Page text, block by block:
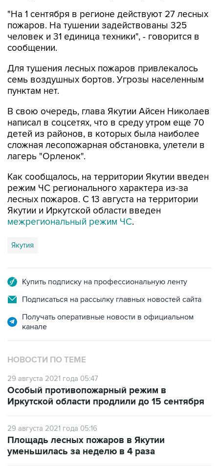
"На 1 сентября в регионе действуют 27 лесных
пожаров. На тушении задействованы 325
человек и 31 единица техники", - говорится в
сообщении.
Для тушения лесных пожаров привлекалось
семь воздушных бортов. Угрозы населенным
пунктам нет.
В свою очередь, глава Якутии Айсен Николаев
написал в соцсетях, что в среду утром еще 70
детей из районов, в которых была наиболее
сложная лесопожарная обстановка, улетели в
лагерь "Орленок".
Как сообщалось, на территории Якутии введен
режим ЧС регионального характера из-за
лесных пожаров. С 13 августа на территории
Якутии и Иркутской области введен
межрегиональный режим ЧС.
Якутия
Купить подписку на профессиональную ленту
Подписаться на рассылку главных новостей сайта
Получать оперативные новости в официальном
канале
НОВОСТИ ПО ТЕМЕ
29 августа 2021 года 05:47
Особый противопожарный режим в
Иркутской области продлили до 15 сентября
29 августа 2021 года 05:16
Площадь лесных пожаров в Якутии
уменьшилась за неделю в 4 раза